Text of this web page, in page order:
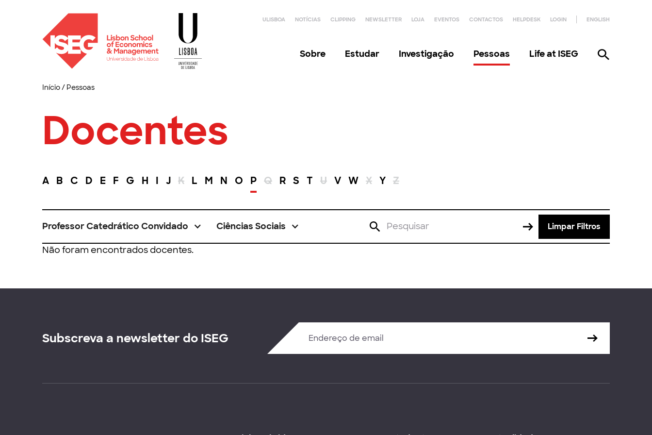
ULISBOA NOTÍCIAS CLIPPING NEWSLETTER LOJA EVENTOS CONTACTOS HELPDESK LOGIN ENGLISH
Sobre Estudar Investigação Pessoas Life at ISEG
Início/ Pessoas
Docentes
A B C D E F G H I J K L M N O P Q R S T U V W X Y Z
Professor Catedrático Convidado Ciências Sociais Limpar Filtros
Não foram encontrados docentes.
Subscreva a newsletter do ISEG